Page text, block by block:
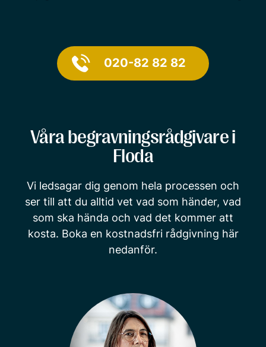
020-82 82 82
Våra begravningsrådgivare i
Floda
Vi ledsagar dig genom hela processen och
ser till att du alltid vet vad som händer, vad
som ska hända och vad det kommer att
kosta. Boka en kostnadsfri rådgivning här
nedanför.